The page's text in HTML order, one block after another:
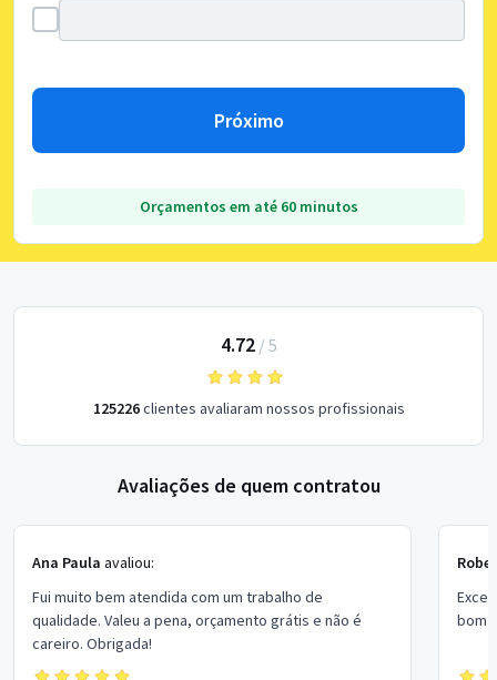
Próximo
Orçamentos em até 60 minutos
4.72/ 5
125226clientes avaliaram nossos profissionais
Avaliações de quem contratou
Ana Paula avaliou:
Fui muito bem atendida com um trabalho de
qualidade. Valeu a pena, orçamento grátis e não é
careiro. Obrigada!
bom